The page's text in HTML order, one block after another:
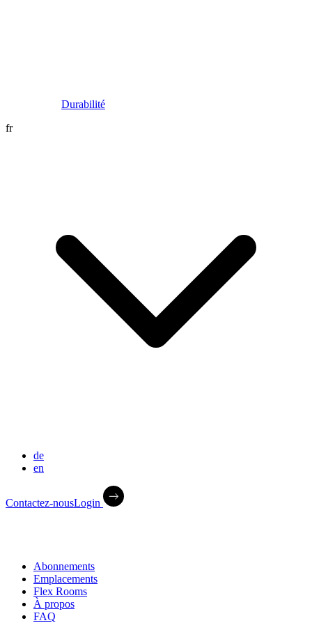
Durabilité
fr
de
en
Contactez-nousLogin
Abonnements
Emplacements
Flex Rooms
À propos
FAQ